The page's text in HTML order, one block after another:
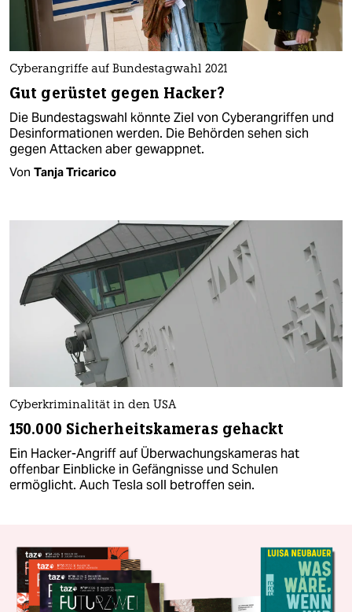
Cyberangriffe auf Bundestagwahl 2021
Gut gerüstet gegen Hacker?
Die Bundestagswahl könnte Ziel von Cyberangriffen und
Desinformationen werden. Die Behörden sehen sich
gegen Attacken aber gewappnet.
Von Tanja Tricarico
Cyberkriminalität in den USA
150.000 Sicherheitskameras gehackt
Ein Hacker-Angriff auf Überwachungskameras hat
offenbar Einblicke in Gefängnisse und Schulen
ermöglicht. Auch Tesla soll betroffen sein.